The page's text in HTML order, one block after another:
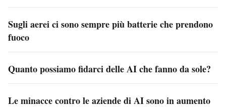
Sugli aerei ci sono sempre più batterie che prendono
fuoco
Quanto possiamo fidarci delle AI che fanno da sole?
Le minacce contro le aziende di AI sono in aumento